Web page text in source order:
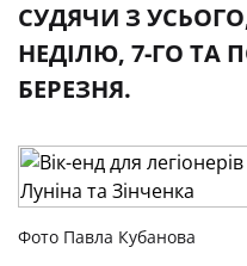
СУДЯЧИ З
НЕДІЛЮ, 7-ГО ТА
БЕРЕЗНЯ.
Фото Павла Кубанова